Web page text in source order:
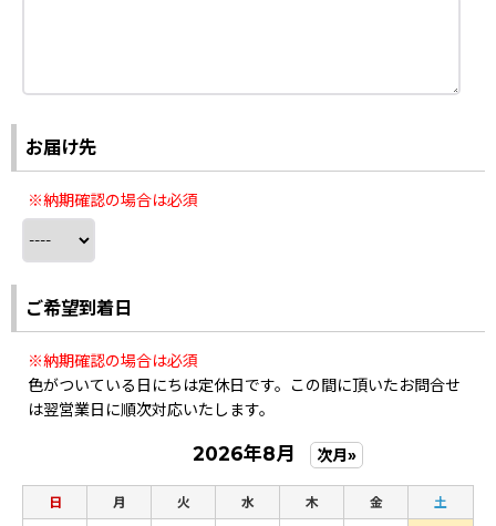
お届け先
※納期確認の場合は必須
ご希望到着日
※納期確認の場合は必須
色がついている日にちは定休日です。この間に頂いたお問合せ
は翌営業日に順次対応いたします。
2026年8月 次月»
日 月 火 水 木 金 土